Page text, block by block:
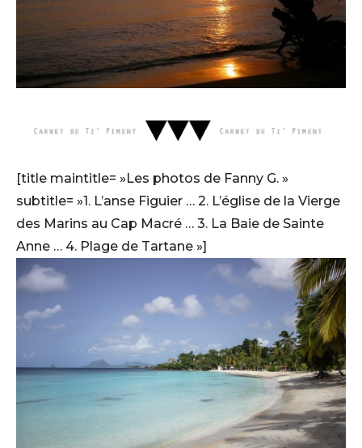
[title maintitle= »Les photos de Fanny G. »
subtitle= »1. L’anse Figuier … 2. L’église de la Vierge
des Marins au Cap Macré … 3. La Baie de Sainte
Anne … 4. Plage de Tartane »]